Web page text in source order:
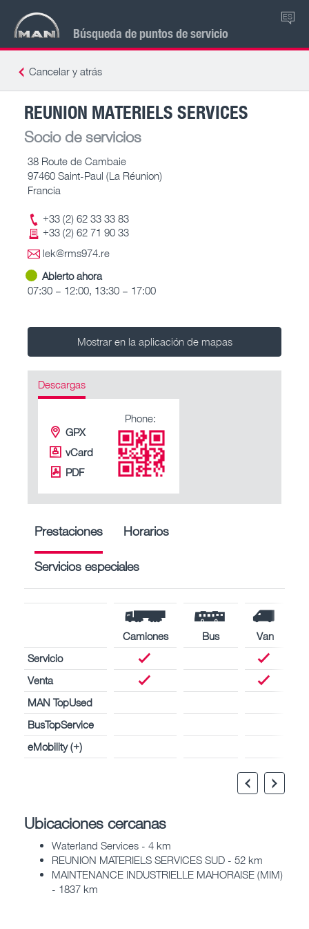
Búsqueda de puntos de servicio
ES
Cancelar y atrás
REUNION MATERIELS SERVICES
Socio de servicios
38 Route de Cambaie
97460 Saint-Paul (La Réunion)
Francia
+33 (2) 62 33 33 83
+33 (2) 62 71 90 33
lek@rms974.re
Abierto ahora
07:30 – 12:00, 13:30 – 17:00
Mostrar en la aplicación de mapas
Descargas
GPX
vCard
PDF
Phone:
Prestaciones Horarios
Servicios especiales
Camiones Bus
Van
Servicio
Venta
MAN TopUsed
BusTopService
eMobility (+)
Ubicaciones cercanas
Waterland Services - 4 km
REUNION MATERIELS SERVICES SUD - 52 km
MAINTENANCE INDUSTRIELLE MAHORAISE (MIM)
- 1837 km